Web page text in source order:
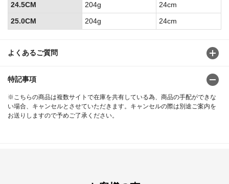
よくあるご質問
特記事項
※こちらの商品は複数サイトで在庫を共有している為、商品の手配ができな
い場合、キャンセルとさせていただきます。キャンセルの際は別途ご案内を
お送りしますので予めご了承ください。
24.5CM
204g
24cm
25.0CM
204g 24cm